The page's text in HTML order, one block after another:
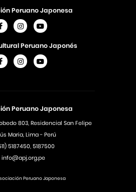
Peruano Japonesa
803, Residencial San Felipe
Maria, Lima - Perú
5187450, 5187500
info@apj.org.pe
Peruano Japonesa
Peruano Japonés
Peruano Japonesa